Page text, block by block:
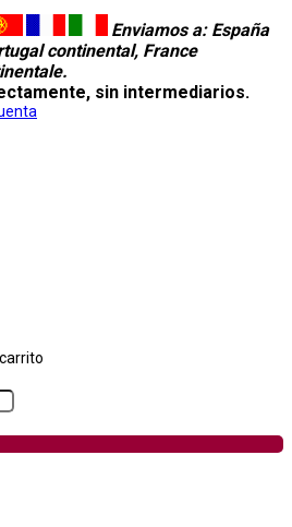
Enviamos a: España
continental, France
sin intermediarios.